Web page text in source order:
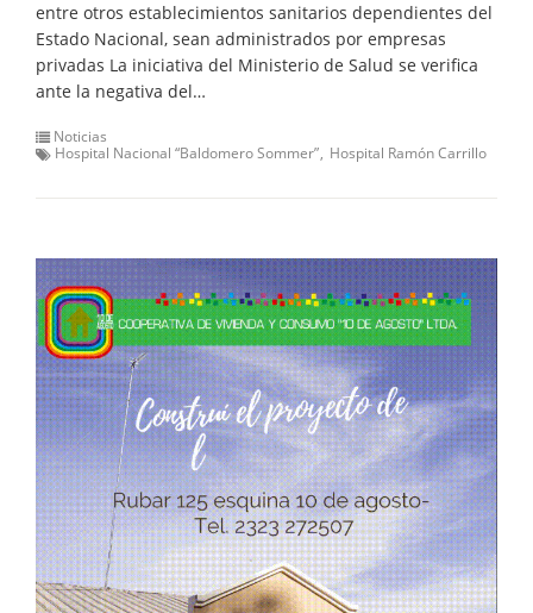
entre otros establecimientos sanitarios dependientes del
Estado Nacional, sean administrados por empresas
privadas La iniciativa del Ministerio de Salud se verifica
ante la negativa del…
Noticias
Hospital Nacional “Baldomero Sommer” Hospital Ramón Carrillo